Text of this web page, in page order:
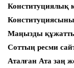
Конституциялық
Маңызды
Соттың ресми
Аталған Ата заң